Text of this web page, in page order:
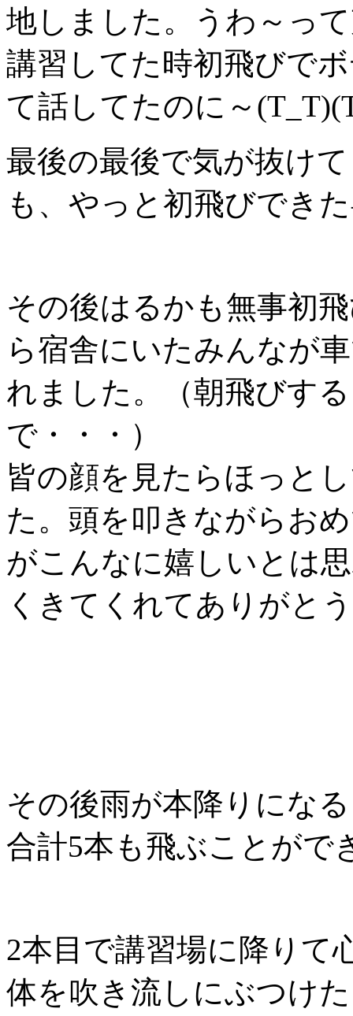
地しました。うわ～っ
講習してた時初飛びで
て話してたのに～
最後の最後で気が抜け
も、やっと初飛びでき
その後はるかも無事初
ら宿舎にいたみんなが
れました。（朝飛びす
で・・・）
皆の顔を見たらほっと
た。頭を叩きながらお
がこんなに嬉しいとは
くきてくれてありがと
その後雨が本降りにな
合計5本も飛ぶことがで
2本目で講習場に降りて
体を吹き流しにぶつけ